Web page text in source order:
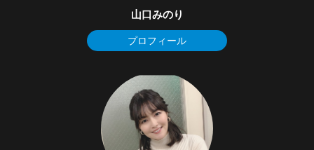
山口みのり
プロフィール